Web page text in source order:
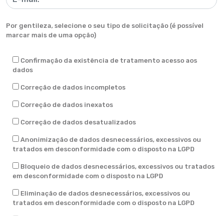
Por gentileza, selecione o seu tipo de solicitação (é possível
marcar mais de uma opção)
Confirmação da existência de tratamento acesso aos
dados
Correção de dados incompletos
Correção de dados inexatos
Correção de dados desatualizados
Anonimização de dados desnecessários, excessivos ou
tratados em desconformidade com o disposto na LGPD
Bloqueio de dados desnecessários, excessivos ou tratados
em desconformidade com o disposto na LGPD
Eliminação de dados desnecessários, excessivos ou
tratados em desconformidade com o disposto na LGPD